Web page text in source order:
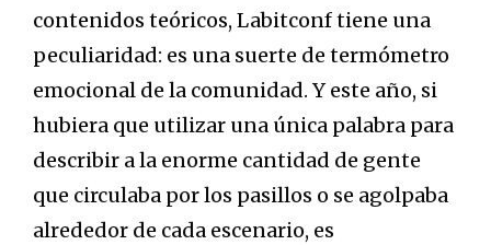
contenidos teóricos, Labitconf tiene una
peculiaridad: es una suerte de termómetro
emocional de la comunidad. Y este año, si
hubiera que utilizar una única palabra para
describir a la enorme cantidad de gente
que circulaba por los pasillos o se agolpaba
alrededor de cada escenario, es